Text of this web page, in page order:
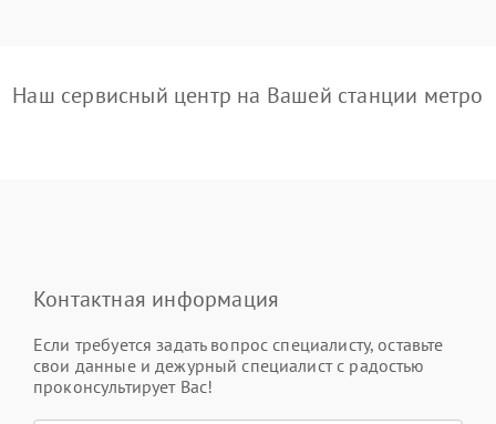
Наш сервисный центр на Вашей станции метро
Контактная информация
Если требуется задать вопрос специалисту, оставьте
свои данные и дежурный специалист с радостью
проконсультирует Вас!